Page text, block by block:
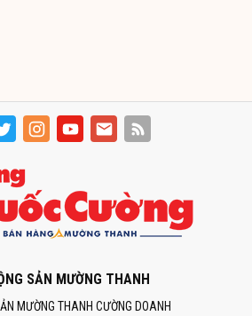
SẢN MƯỜNG THANH
MƯỜNG THANH CƯỜNG DOANH